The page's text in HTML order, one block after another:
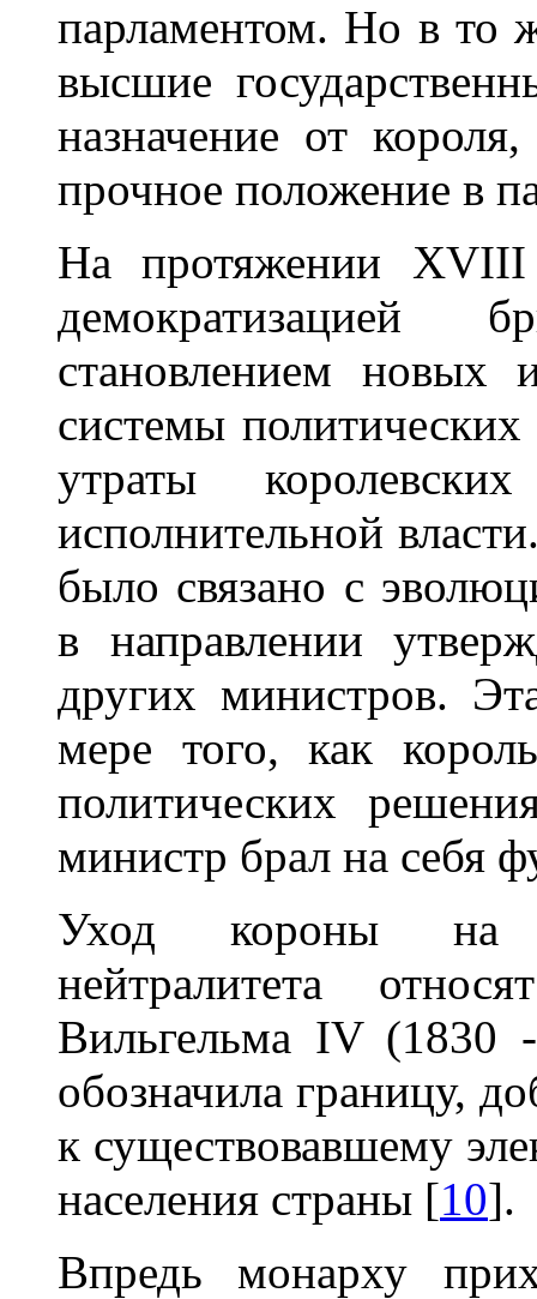
парламентом. Но в то
высшие
назначение от
прочное положение в
На протяжении
демократизацией
становлением новых
системы
утраты
исполнительной
было связано с
в направлении
других министров.
мере того, как
политических
министр брал на себя
Уход короны на
нейтралитета
Вильгельма IV (1830
обозначила границу,
к существовавшему
населения страны [10].
Впредь монарху